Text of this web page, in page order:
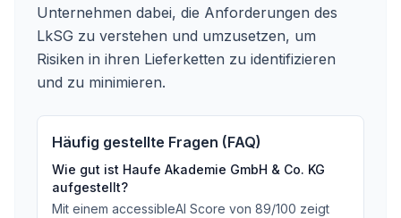
Unternehmen dabei, die Anforderungen des
LkSG zu verstehen und umzusetzen, um
Risiken in ihren Lieferketten zu identifizieren
und zu minimieren.
Häufig gestellte Fragen (FAQ)
Wie gut ist Haufe Akademie GmbH & Co. KG
aufgestellt?
Mit einem accessibleAI Score von 89/100 zeigt